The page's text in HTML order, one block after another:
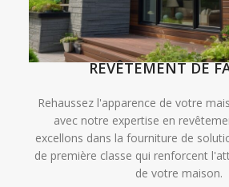
REVÊTEMENT DE
Rehaussez l'apparence de votre
avec notre expertise en
excellons dans la fourniture de
de première classe qui renforcent
de votre maison.